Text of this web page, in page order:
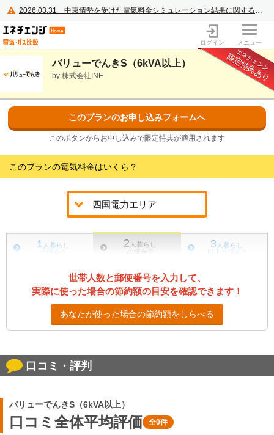
2026.03.31 中東情勢を受けた電気料金シミュレーション結果に関するご案内
電力・ガス比較サイト エネチェンジ
ログイン メニュー
バリューでんきS（6kVA以上）
by 株式会社INE
エネチェンジ
限定特典あり
このプランのお申し込みフォームへ
このボタンからお申し込みで限定特典が適用されます
このプランの電気料金はいくら？
1 人暮らし
の場合
2 人暮らし
の場合
※
3 人暮らし
以上の場合
世帯人数と郵便番号を入力して、
実際に使った場合の節約額の目安を確認できます！
あなたが使った場合の節約額をしらべる
口コミ・評判
バリューでんきS（6kVA以上）
口コミ全体平均評価 全0件